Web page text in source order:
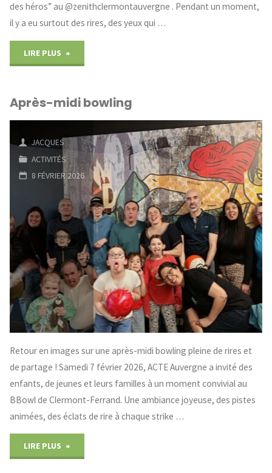
des héros” au @zenithclermontauvergne . Pendant un moment,
il y a eu surtout des rires, des yeux qui …
LIRE PLUS
pour
enfants"
Après-midi bowling
JACQUES
ACTIVITÉS
8 FÉVRIER 2026
Retour en images sur une après-midi bowling pleine de rires et
de partage ! Samedi 7 février 2026, ACTE Auvergne a invité des
enfants, de jeunes et leurs familles à un moment convivial au
BBowl de Clermont-Ferrand. Une ambiance joyeuse, des pistes
animées, des éclats de rire à chaque strike …
LIRE PLUS